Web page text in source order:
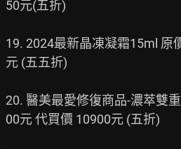
50元(五折)
19. 2024最新晶凍凝霜15ml 原
元 (五五折)
20. 醫美最愛修復商品-濃萃雙
00元 代買價 10900元 (五折)